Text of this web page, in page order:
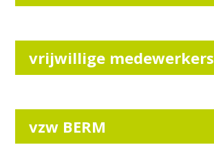
vrijwillige medewerkers
vzw BERM